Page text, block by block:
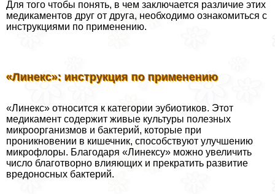
Для того чтобы понять, в чем заключается различие этих
медикаментов друг от друга, необходимо ознакомиться с
инструкциями по применению.
«Линекс»: инструкция по применению
«Линекс» относится к категории эубиотиков. Этот
медикамент содержит живые культуры полезных
микроорганизмов и бактерий, которые при
проникновении в кишечник, способствуют улучшению
микрофлоры. Благодаря «Линексу» можно увеличить
число благотворно влияющих и прекратить развитие
вредоносных бактерий.